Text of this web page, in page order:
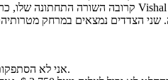
שני הצדדים נמצאים במרחק
אני לא הסתפקות במועט מאשר עלייה של 5%.